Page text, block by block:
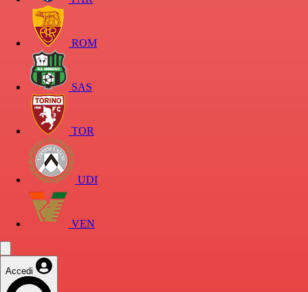
ROM
SAS
TOR
UDI
VEN
Accedi